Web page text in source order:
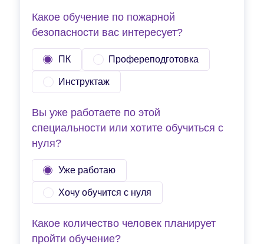
Какое обучение по пожарной
безопасности вас интересует?
ПК Профереподготовка
Инструктаж
Вы уже работаете по этой
специальности или хотите обучиться с
нуля?
Уже работаю
Хочу обучится с нуля
Какое количество человек планирует
пройти обучение?